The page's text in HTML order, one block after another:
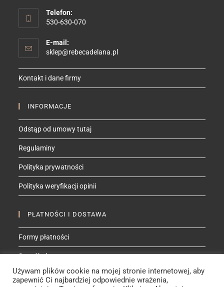
Telefon:
530-630-070
E-mail:
sklep@rebecadelana.plOpens
your
Kontakt i dane firmy
INFORMACJE
Odstąp od umowy tutaj
Regulaminy
Polityka prywatności
Polityka weryfikacji opinii
PŁATNOŚCI I DOSTAWA
Formy płatności
Sposób dostawy
ZNAJDŹ MNIE NA
Używam plików cookie na mojej stronie internetowej, aby
zapewnić Ci najbardziej odpowiednie wrażenia,